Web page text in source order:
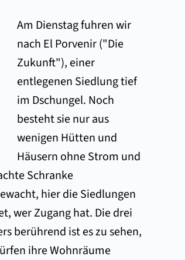
Am Dienstag fuhren wir
nach El Porvenir ("Die
Zukunft"), einer
entlegenen Siedlung tief
im Dschungel. Noch
besteht sie nur aus
wenigen Hütten und
Häusern ohne Strom und
Schranke
hier die Siedlungen
wer Zugang hat. Die drei
berührend ist es zu sehen,
ihre Wohnräume